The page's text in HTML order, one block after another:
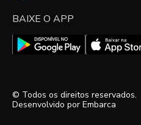
BAIXE O APP
© Todos os direitos reservados.
Desenvolvido por Embarca